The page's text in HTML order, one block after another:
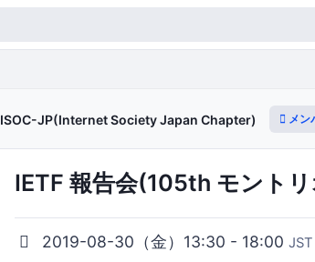
ISOC-JP(Internet Society Japan Chapter) メン
IETF 報告会(105th モント
2019-08-30（金）13:30 - 18:00 JST